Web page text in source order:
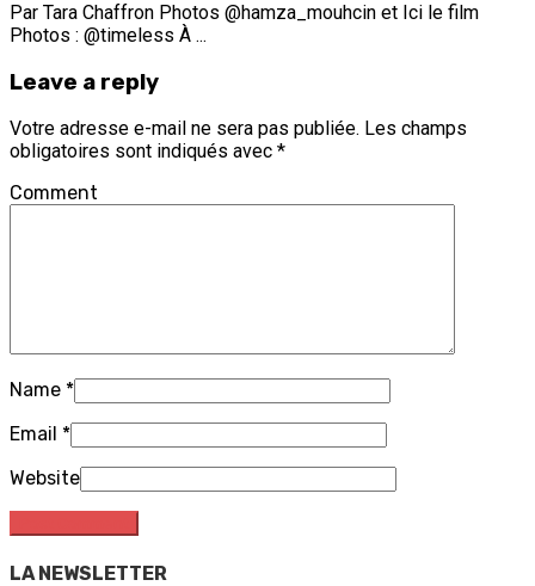
Par Tara Chaffron Photos @hamza_mouhcin et Ici le film
Photos : @timeless À ...
Leave a reply
Votre adresse e-mail ne sera pas publiée. Les champs
obligatoires sont indiqués avec *
Comment
Name *
Email *
Website
LA NEWSLETTER